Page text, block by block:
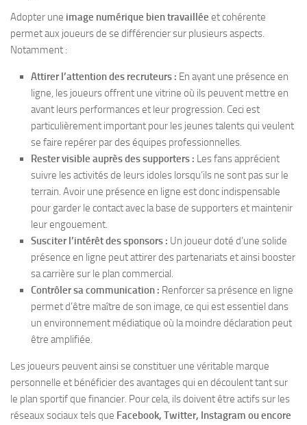
Adopter une image numérique bien travaillée et cohérente
permet aux joueurs de se différencier sur plusieurs aspects.
Notamment :
Attirer l’attention des recruteurs : En ayant une présence en
ligne, les joueurs offrent une vitrine où ils peuvent mettre en
avant leurs performances et leur progression. Ceci est
particulièrement important pour les jeunes talents qui veulent
se faire repérer par des équipes professionnelles.
Rester visible auprès des supporters : Les fans apprécient
suivre les activités de leurs idoles lorsqu’ils ne sont pas sur le
terrain. Avoir une présence en ligne est donc indispensable
pour garder le contact avec la base de supporters et maintenir
leur engouement.
Susciter l’intérêt des sponsors : Un joueur doté d’une solide
présence en ligne peut attirer des partenariats et ainsi booster
sa carrière sur le plan commercial.
Contrôler sa communication : Renforcer sa présence en ligne
permet d’être maître de son image, ce qui est essentiel dans
un environnement médiatique où la moindre déclaration peut
être amplifiée.
Les joueurs peuvent ainsi se constituer une véritable marque
personnelle et bénéficier des avantages qui en découlent tant sur
le plan sportif que financier. Pour cela, ils doivent être actifs sur les
réseaux sociaux tels que Facebook, Twitter, Instagram ou encore